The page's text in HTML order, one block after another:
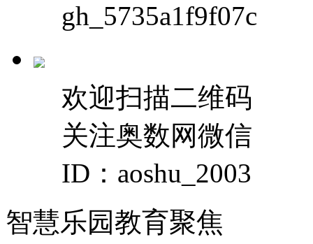
gh_5735a1f9f07c
欢迎扫描二维码
关注奥数网微信
ID：aoshu_2003
智慧乐园教育聚焦